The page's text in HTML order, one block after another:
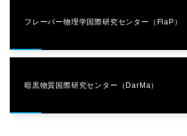
フレーバー物理学国際研究センター（FlaP）
暗黒物質国際研究センター（DarMa）